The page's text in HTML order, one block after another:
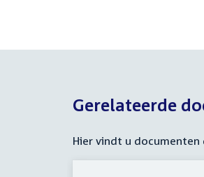
Gerelateerde
Hier vindt u